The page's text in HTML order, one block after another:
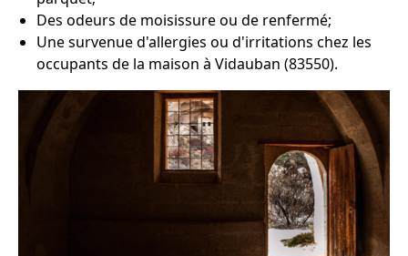
Des odeurs de moisissure ou de renfermé;
Une survenue d'allergies ou d'irritations chez les
occupants de la maison à Vidauban (83550).